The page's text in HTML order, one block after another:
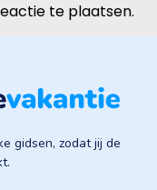
te plaatsen.
gidsen, zodat jij de